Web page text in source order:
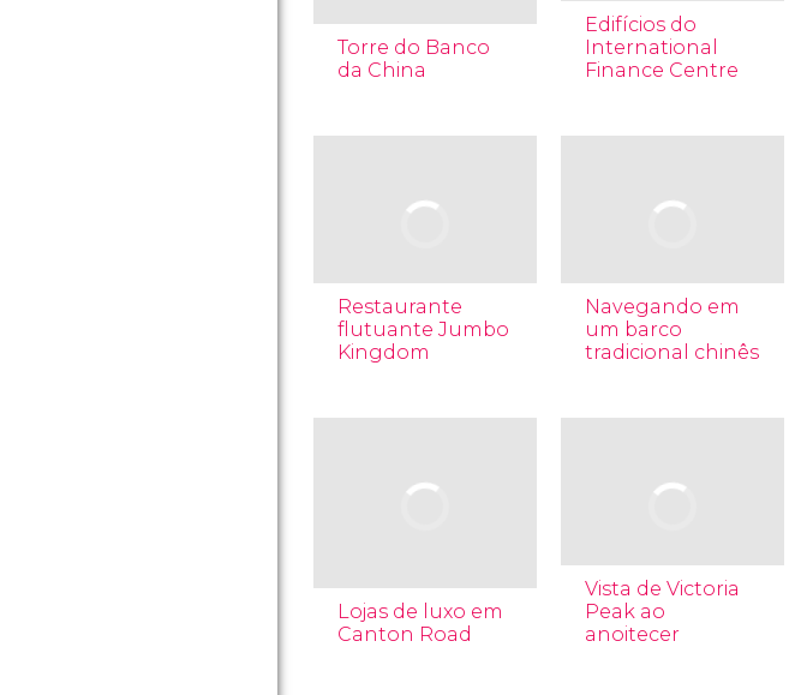
Torre do Banco
da China
Edifícios do
International
Finance Centre
Restaurante
flutuante Jumbo
Kingdom
Navegando em
um barco
tradicional chinês
Lojas de luxo em
Canton Road
Vista de Victoria
Peak ao
anoitecer